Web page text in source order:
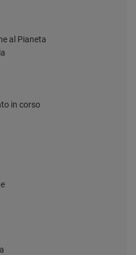
al Pianeta
in corso